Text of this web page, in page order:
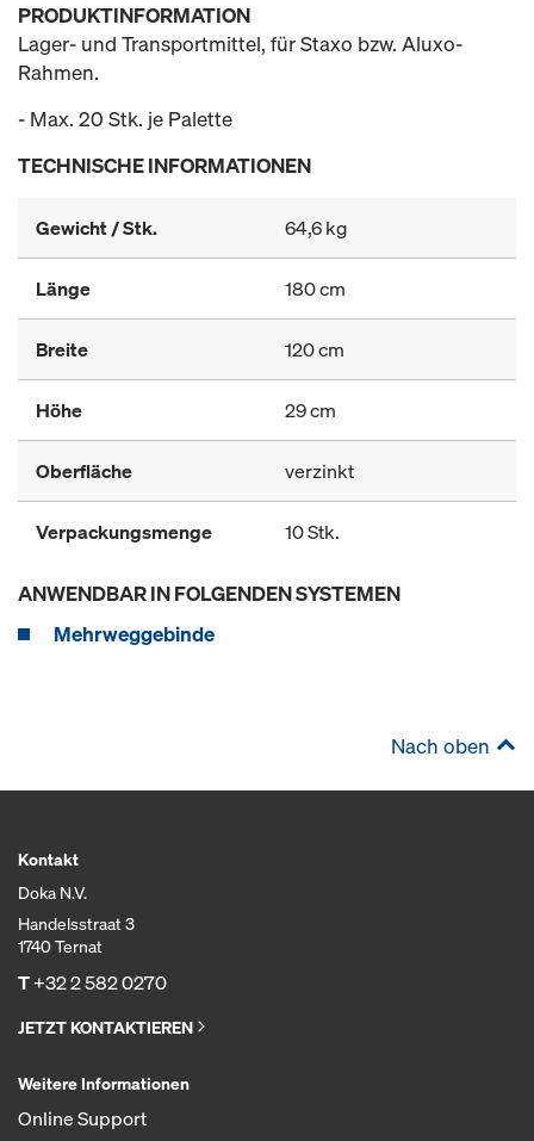
PRODUKTINFORMATION
Lager- und Transportmittel, für Staxo bzw. Aluxo-
Rahmen.
- Max. 20 Stk. je Palette
TECHNISCHE INFORMATIONEN
Gewicht / Stk. 64,6 kg
Länge 180 cm
Breite 120 cm
Höhe 29 cm
Oberfläche verzinkt
Verpackungsmenge 10 Stk.
ANWENDBAR IN FOLGENDEN SYSTEMEN
Mehrweggebinde
Nach oben
Kontakt
Doka N.V.
Handelsstraat 3
1740 Ternat
T+32 2 582 0270
JETZT KONTAKTIEREN
Weitere Informationen
Online Support